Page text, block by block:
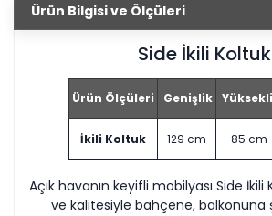
Ürün Bilgisi ve Ölçüleri
Side İkili Koltuk
Ürün Ölçüleri Genişlik
İkili Koltuk 129 cm 85 cm
Açık havanın keyifli mobilyası Side İkili
ve kalitesiyle bahçene, balkonuna